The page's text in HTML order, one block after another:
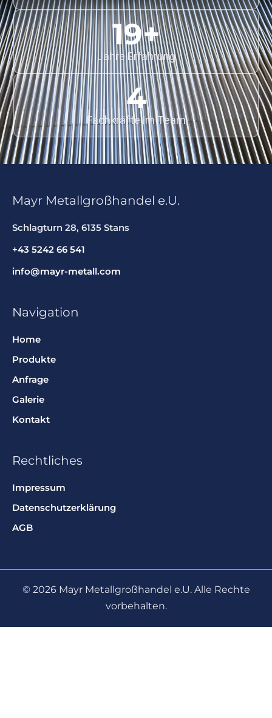
Jahre Erfahrung
20+
Fachkräfte im Team
5
Mayr Metallgroßhandel e.U.
Schlagturn 28, 6135 Stans
+43 5242 66 541
info@mayr-metall.com
Navigation
Home
Produkte
Anfrage
Galerie
Kontakt
Rechtliches
Impressum
Datenschutzerklärung
AGB
© 2026 Mayr Metallgroßhandel e.U. Alle Rechte
vorbehalten.